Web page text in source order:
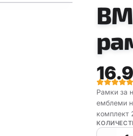
Рамки за
емблеми
комплект